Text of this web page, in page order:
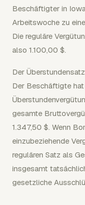
Beschäftigter in
Arbeitswoche zu
Die reguläre
also 1.100,00 $.
Der
Der Beschäftigte
gesamte
1.347,50 $. Wenn
einzubeziehende
regulären Satz als
insgesamt
gesetzliche